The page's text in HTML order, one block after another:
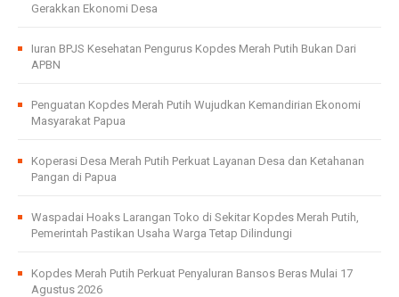
Gerakkan Ekonomi Desa
Iuran BPJS Kesehatan Pengurus Kopdes Merah Putih Bukan Dari
APBN
Penguatan Kopdes Merah Putih Wujudkan Kemandirian Ekonomi
Masyarakat Papua
Koperasi Desa Merah Putih Perkuat Layanan Desa dan Ketahanan
Pangan di Papua
Waspadai Hoaks Larangan Toko di Sekitar Kopdes Merah Putih,
Pemerintah Pastikan Usaha Warga Tetap Dilindungi
Kopdes Merah Putih Perkuat Penyaluran Bansos Beras Mulai 17
Agustus 2026